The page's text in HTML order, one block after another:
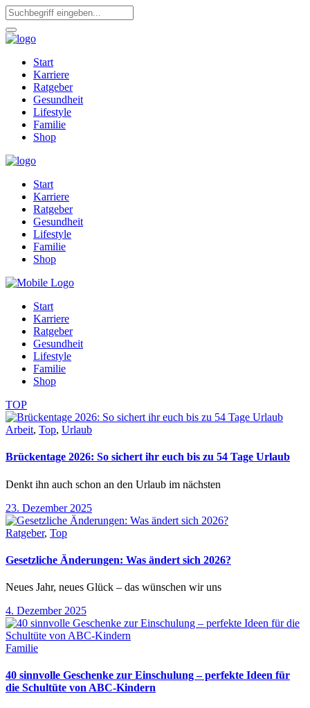
Start
Karriere
Ratgeber
Gesundheit
Lifestyle
Familie
Shop
Start
Karriere
Ratgeber
Gesundheit
Lifestyle
Familie
Shop
Start
Karriere
Ratgeber
Gesundheit
Lifestyle
Familie
Shop
TOP
Arbeit, Top, Urlaub
Brückentage 2026: So sichert ihr euch bis zu 54 Tage Urlaub
Denkt ihn auch schon an den Urlaub im nächsten
23. Dezember 2025
Ratgeber, Top
Gesetzliche Änderungen: Was ändert sich 2026?
Neues Jahr, neues Glück – das wünschen wir uns
4. Dezember 2025
Familie
40 sinnvolle Geschenke zur Einschulung – perfekte Ideen für
die Schultüte von ABC-Kindern